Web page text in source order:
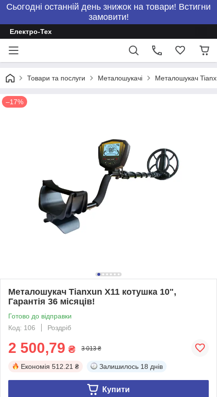
Сьогодні останній день знижок на товари! Встигни
замовити!
Електро-Тех
Товари та послуги Металошукачі Металошукач
–17%
Металошукач Tianxun X11 котушка 10",
Гарантія 36 місяців!
Готово до відправки
Код: 106
Роздріб
2 500,79 ₴ 3 013 ₴
Економія 512.21 ₴ Залишилось 18 днів
Купити